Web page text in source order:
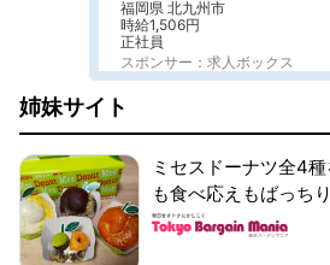
福岡県 北九州市
時給1,506円
正社員
スポンサー：求人ボックス
姉妹サイト
ミセスドーナツ全4
も食べ応えもばっち